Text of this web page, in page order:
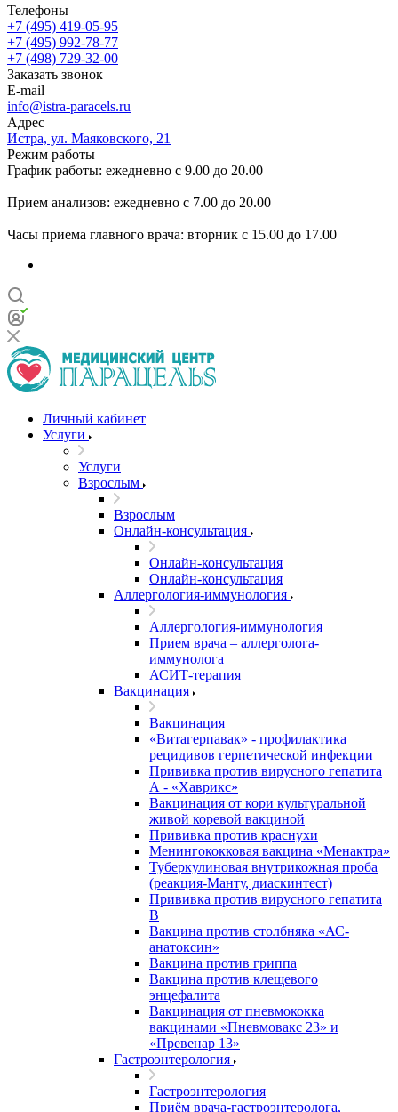
Телефоны
+7 (495) 419-05-95
+7 (495) 992-78-77
+7 (498) 729-32-00
Заказать звонок
E-mail
info@istra-paracels.ru
Адрес
Истра, ул. Маяковского, 21
Режим работы
График работы: ежедневно с 9.00 до 20.00
Прием анализов: ежедневно с 7.00 до 20.00
Часы приема главного врача: вторник с 15.00 до 17.00
Личный кабинет
Услуги
Услуги
Взрослым
Взрослым
Онлайн-консультация
Онлайн-консультация
Онлайн-консультация
Аллергология-иммунология
Аллергология-иммунология
Прием врача – аллерголога-
иммунолога
АСИТ-терапия
Вакцинация
Вакцинация
«Витагерпавак» - профилактика
рецидивов герпетической инфекции
Прививка против вирусного гепатита
А - «Хаврикс»
Вакцинация от кори культуральной
живой коревой вакциной
Прививка против краснухи
Менингококковая вакцина «Менактра»
Туберкулиновая внутрикожная проба
(реакция-Манту, диаскинтест)
Прививка против вирусного гепатита
В
Вакцина против столбняка «АС-
анатоксин»
Вакцина против гриппа
Вакцина против клещевого
энцефалита
Вакцинация от пневмококка
вакцинами «Пневмовакс 23» и
«Превенар 13»
Гастроэнтерология
Гастроэнтерология
Приём врача-гастроэнтеролога,